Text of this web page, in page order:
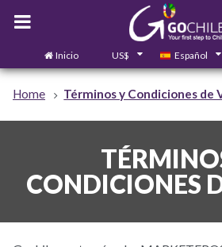
Inicio US$ Español
Home Términos y Condiciones de
CONDICIONES